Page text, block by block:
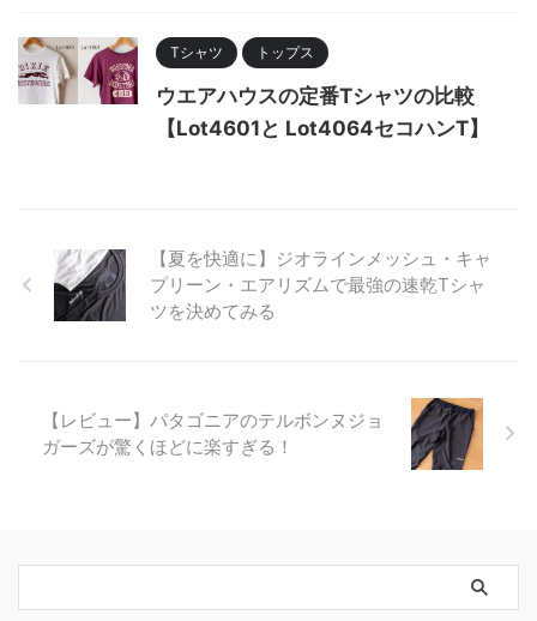
Tシャツ トップス
ウエアハウスの定番Tシャツの比較
【Lot4601と Lot4064セコハンT】
【夏を快適に】ジオラインメッシュ・キャ
プリーン・エアリズムで最強の速乾Tシャ
ツを決めてみる
【レビュー】パタゴニアのテルボンヌジョ
ガーズが驚くほどに楽すぎる！